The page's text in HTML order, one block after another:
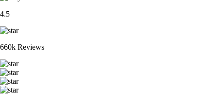
4.5
660k Reviews